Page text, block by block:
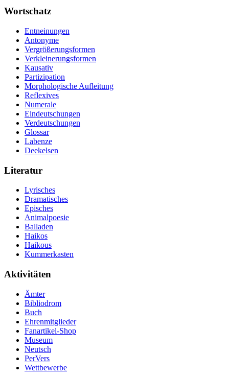
Wortschatz
Entneinungen
Antonyme
Vergrößerungsformen
Verkleinerungsformen
Kausativ
Partizipation
Morphologische Aufleitung
Reflexives
Numerale
Eindeutschungen
Verdeutschungen
Glossar
Labenze
Deekelsen
Literatur
Lyrisches
Dramatisches
Episches
Animalpoesie
Balladen
Haikos
Haikous
Kummerkasten
Aktivitäten
Ämter
Bibliodrom
Buch
Ehrenmitglieder
Fanartikel-Shop
Museum
Neutsch
PerVers
Wettbewerbe